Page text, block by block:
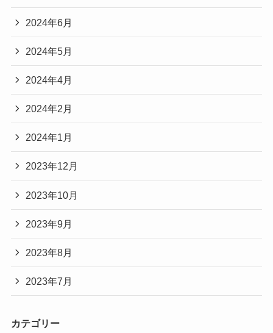
2024年6月
2024年5月
2024年4月
2024年2月
2024年1月
2023年12月
2023年10月
2023年9月
2023年8月
2023年7月
カテゴリー